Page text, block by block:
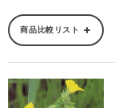
商品比較リスト